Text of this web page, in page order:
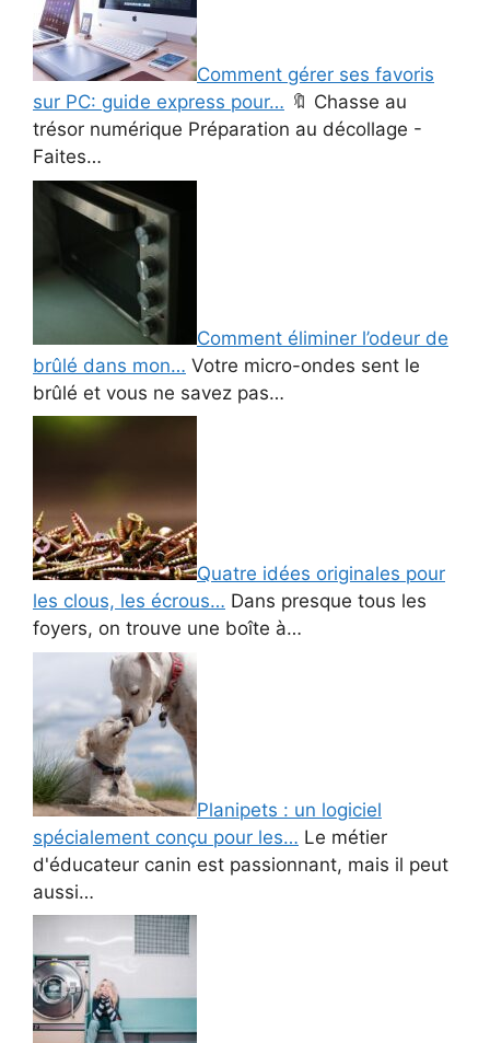
Comment gérer ses favoris
sur PC: guide express pour… 🔖 Chasse au
trésor numérique Préparation au décollage -
Faites…
Comment éliminer l’odeur de
brûlé dans mon… Votre micro-ondes sent le
brûlé et vous ne savez pas…
Quatre idées originales pour
les clous, les écrous… Dans presque tous les
foyers, on trouve une boîte à…
Planipets : un logiciel
spécialement conçu pour les… Le métier
d'éducateur canin est passionnant, mais il peut
aussi…